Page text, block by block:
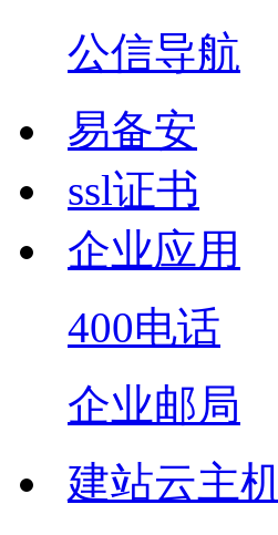
公信导航
易备安
ssl证书
企业应用
400电话
企业邮局
建站云主